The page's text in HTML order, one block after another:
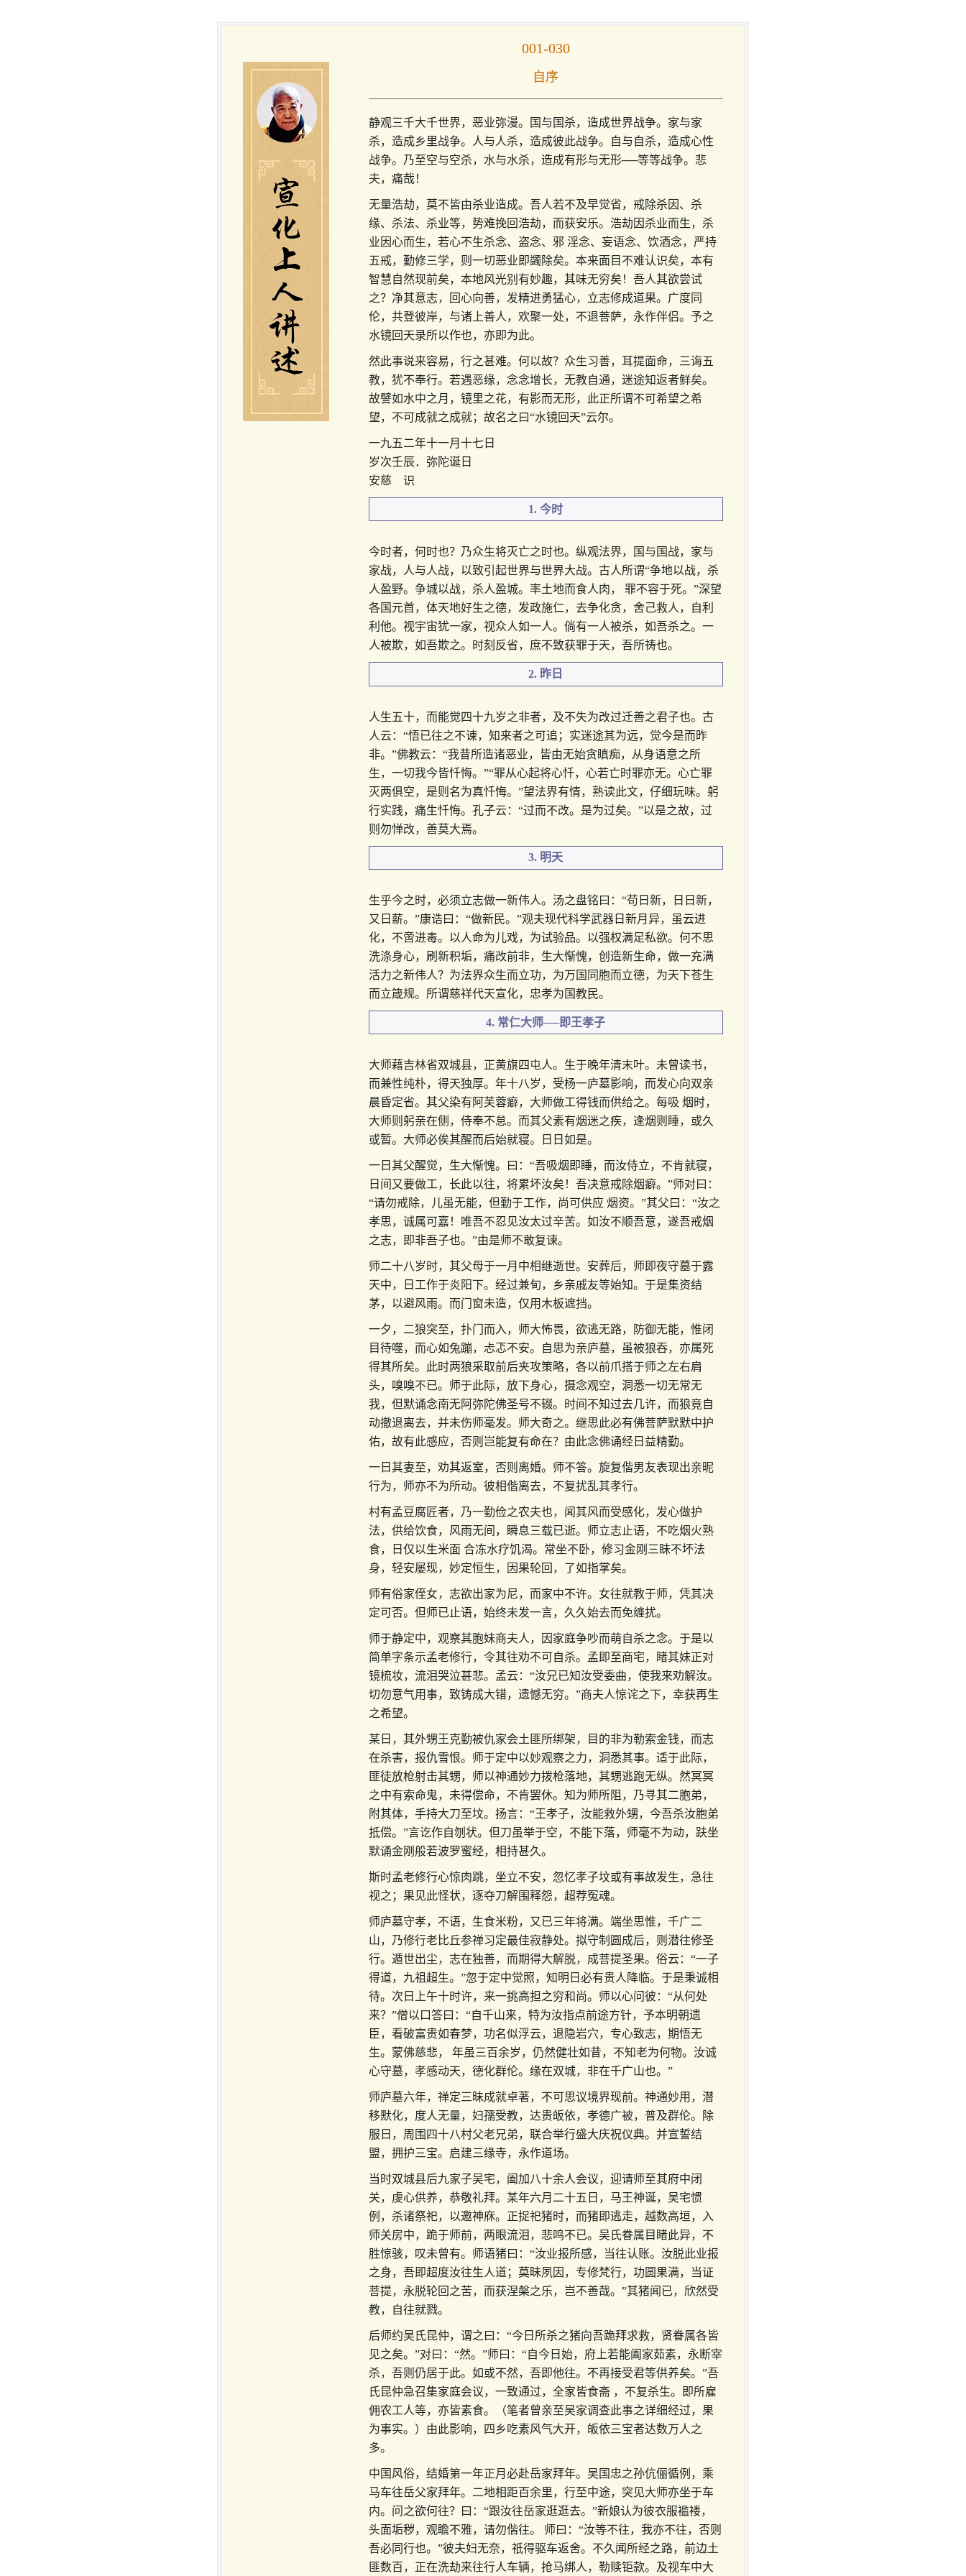
001-030
自序
静观三千大千世界，恶业弥漫。国与国杀，造成世界战争。家与家
杀，造成乡里战争。人与人杀，造成彼此战争。自与自杀，造成心性
战争。乃至空与空杀，水与水杀，造成有形与无形──等等战争。悲
夫，痛哉！
无量浩劫，莫不皆由杀业造成。吾人若不及早觉省，戒除杀因、杀
缘、杀法、杀业等，势难挽回浩劫，而获安乐。浩劫因杀业而生，杀
业因心而生，若心不生杀念、盗念、邪 淫念、妄语念、饮酒念，严持
五戒，勤修三学，则一切恶业即蠲除矣。本来面目不难认识矣，本有
智慧自然现前矣，本地风光别有妙趣，其味无穷矣！吾人其欲尝试
之？净其意志，回心向善，发精进勇猛心，立志修成道果。广度同
伦，共登彼岸，与诸上善人，欢聚一处，不退菩萨，永作伴侣。予之
水镜回天录所以作也，亦即为此。
然此事说来容易，行之甚难。何以故？众生习善，耳提面命，三诲五
教，犹不奉行。若遇恶缘，念念增长，无教自通，迷途知返者鲜矣。
故譬如水中之月，镜里之花，有影而无形，此正所谓不可希望之希
望，不可成就之成就；故名之曰“水镜回天”云尔。
一九五二年十一月十七日
岁次壬辰．弥陀诞日
安慈 识
1. 今时
今时者，何时也？乃众生将灭亡之时也。纵观法界，国与国战，家与
家战，人与人战，以致引起世界与世界大战。古人所谓“争地以战，杀
人盈野。争城以战，杀人盈城。率土地而食人肉， 罪不容于死。”深望
各国元首，体天地好生之德，发政施仁，去争化贪，舍己救人，自利
利他。视宇宙犹一家，视众人如一人。倘有一人被杀，如吾杀之。一
人被欺，如吾欺之。时刻反省，庶不致获罪于天，吾所祷也。
2. 昨日
人生五十，而能觉四十九岁之非者，及不失为改过迁善之君子也。古
人云：“悟已往之不谏，知来者之可追；实迷途其为远，觉今是而昨
非。”佛教云：“我昔所造诸恶业，皆由无始贪瞋痴，从身语意之所
生，一切我今皆忏悔。”“罪从心起将心忏，心若亡时罪亦无。心亡罪
灭两俱空，是则名为真忏悔。”望法界有情，熟读此文，仔细玩味。躬
行实践，痛生忏悔。孔子云：“过而不改。是为过矣。”以是之故，过
则勿惮改，善莫大焉。
3. 明天
生乎今之时，必须立志做一新伟人。汤之盘铭曰：“苟日新，日日新，
又日薪。”康诰曰：“做新民。”观夫现代科学武器日新月异，虽云进
化，不啻进毒。以人命为儿戏，为试验品。以强权满足私欲。何不思
洗涤身心，刷新积垢，痛改前非，生大惭愧，创造新生命，做一充满
活力之新伟人？为法界众生而立功，为万国同胞而立德，为天下苍生
而立箴规。所谓慈祥代天宣化，忠孝为国教民。
4. 常仁大师──即王孝子
大师藉吉林省双城县，正黄旗四屯人。生于晚年清末叶。未曾读书，
而兼性纯朴，得天独厚。年十八岁，受杨一庐墓影响，而发心向双亲
晨昏定省。其父染有阿芙蓉癖，大师做工得钱而供给之。每吸 烟时，
大师则躬亲在侧，侍奉不怠。而其父素有烟迷之疾，逢烟则睡，或久
或暂。大师必俟其醒而后始就寝。日日如是。
一日其父醒觉，生大惭愧。曰：“吾吸烟即睡，而汝侍立，不肯就寝，
日间又要做工，长此以往，将累坏汝矣！吾决意戒除烟癖。”师对曰：
“请勿戒除，儿虽无能，但勤于工作，尚可供应 烟资。”其父曰：“汝之
孝思，诚属可嘉！唯吾不忍见汝太过辛苦。如汝不顺吾意，遂吾戒烟
之志，即非吾子也。”由是师不敢复谏。
师二十八岁时，其父母于一月中相继逝世。安葬后，师即夜守墓于露
天中，日工作于炎阳下。经过兼旬，乡亲戚友等始知。于是集资结
茅，以避风雨。而门窗未造，仅用木板遮挡。
一夕，二狼突至，扑门而入，师大怖畏，欲逃无路，防御无能，惟闭
目待噬，而心如兔蹦，忐忑不安。自思为亲庐墓，虽被狼吞，亦属死
得其所矣。此时两狼采取前后夹攻策略，各以前爪搭于师之左右肩
头，嗅嗅不已。师于此际，放下身心，摄念观空，洞悉一切无常无
我，但默诵念南无阿弥陀佛圣号不辍。时间不知过去几许，而狼竟自
动撤退离去，并未伤师毫发。师大奇之。继思此必有佛菩萨默默中护
佑，故有此感应，否则岂能复有命在？由此念佛诵经日益精勤。
一日其妻至，劝其返室，否则离婚。师不答。旋复偕男友表现出亲昵
行为，师亦不为所动。彼相偕离去，不复扰乱其孝行。
村有孟豆腐匠者，乃一勤俭之农夫也，闻其风而受感化，发心做护
法，供给饮食，风雨无间，瞬息三载已逝。师立志止语，不吃烟火熟
食，日仅以生米面 合冻水疗饥渴。常坐不卧，修习金刚三眛不坏法
身，轻安屡现，妙定恒生，因果轮回，了如指掌矣。
师有俗家侄女，志欲出家为尼，而家中不许。女往就教于师，凭其决
定可否。但师已止语，始终未发一言，久久始去而免缠扰。
师于静定中，观察其胞妹商夫人，因家庭争吵而萌自杀之念。于是以
简单字条示孟老修行，令其往劝不可自杀。孟即至商宅，睹其妹正对
镜梳妆，流泪哭泣甚悲。孟云：“汝兄已知汝受委曲，使我来劝解汝。
切勿意气用事，致铸成大错，遗憾无穷。”商夫人惊诧之下，幸获再生
之希望。
某日，其外甥王克勤被仇家会土匪所绑架，目的非为勒索金钱，而志
在杀害，报仇雪恨。师于定中以妙观察之力，洞悉其事。适于此际，
匪徒放枪射击其甥，师以神通妙力拨枪落地，其甥逃跑无纵。然冥冥
之中有索命鬼，未得偿命，不肯罢休。知为师所阻，乃寻其二胞弟，
附其体，手持大刀至坟。扬言：“王孝子，汝能救外甥，今吾杀汝胞弟
抵偿。”言讫作自刎状。但刀虽举于空，不能下落，师毫不为动，趺坐
默诵金刚般若波罗蜜经，相持甚久。
斯时孟老修行心惊肉跳，坐立不安，忽忆孝子坟或有事故发生，急往
视之；果见此怪状，逐夺刀解围释怨，超荐冤魂。
师庐墓守孝，不语，生食米粉，又已三年将满。端坐思惟，千广二
山，乃修行老比丘参禅习定最佳寂静处。拟守制圆成后，则潜往修圣
行。遁世出尘，志在独善，而期得大解脱，成菩提圣果。俗云：“一子
得道，九祖超生。”忽于定中觉照，知明日必有贵人降临。于是秉诚相
待。次日上午十时许，来一挑高担之穷和尚。师以心问彼：“从何处
来？”僧以口答曰：“自千山来，特为汝指点前途方针，予本明朝遗
臣，看破富贵如春梦，功名似浮云，退隐岩穴，专心致志，期悟无
生。蒙佛慈悲， 年虽三百余岁，仍然健壮如昔，不知老为何物。汝诚
心守墓，孝感动天，德化群伦。缘在双城，非在千广山也。”
师庐墓六年，禅定三昧成就卓著，不可思议境界现前。神通妙用，潜
移默化，度人无量，妇孺受教，达贵皈依，孝德广被，普及群伦。除
服日，周围四十八村父老兄弟，联合举行盛大庆祝仪典。并宣誓结
盟，拥护三宝。启建三缘寺，永作道场。
当时双城县后九家子吴宅，阖加八十余人会议，迎请师至其府中闭
关，虔心供养，恭敬礼拜。某年六月二十五日，马王神诞，吴宅惯
例，杀诸祭祀，以邀神庥。正捉祀猪时，而猪即逃走，越数高垣，入
师关房中，跪于师前，两眼流泪，悲鸣不已。吴氏眷属目睹此异，不
胜惊骇，叹未曾有。师语猪曰：“汝业报所感，当往认账。汝脱此业报
之身，吾即超度汝往生人道；莫昧夙因，专修梵行，功圆果满，当证
菩提，永脱轮回之苦，而获涅槃之乐，岂不善哉。”其猪闻已，欣然受
教，自往就戮。
后师约吴氏昆仲，谓之曰：“今日所杀之猪向吾跪拜求救，贤眷属各皆
见之矣。”对曰：“然。”师曰：“自今日始，府上若能阖家茹素，永断宰
杀，吾则仍居于此。如或不然，吾即他往。不再接受君等供养矣。”吾
氏昆仲急召集家庭会议，一致通过，全家皆食斋 ，不复杀生。即所雇
佣农工人等，亦皆素食。（笔者曾亲至吴家调查此事之详细经过，果
为事实。）由此影响，四乡吃素风气大开，皈依三宝者达数万人之
多。
中国风俗，结婚第一年正月必赴岳家拜年。吴国忠之孙伉俪循例，乘
马车往岳父家拜年。二地相距百余里，行至中途，突见大师亦坐于车
内。问之欲何往？曰：“跟汝往岳家逛逛去。”新娘认为彼衣服褴褛，
头面垢秽，观瞻不雅，请勿偕往。 师曰：“汝等不往，我亦不往，否则
吾必同行也。”彼夫妇无奈，祇得驱车返舍。不久闻所经之路，前边土
匪数百，正在洗劫来往行人车辆，抢马绑人，勒赎钜款。及视车中大